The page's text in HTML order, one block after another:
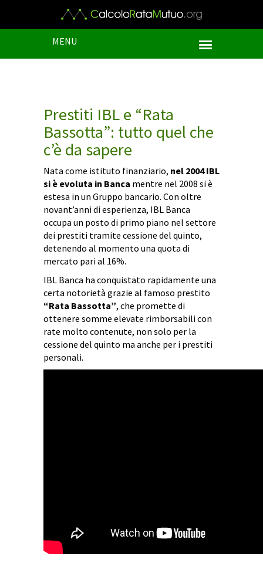
MENU
Prestiti IBL e “Rata
Bassotta”: tutto quel che
c’è da sapere
Nata come istituto finanziario, nel 2004 IBL
si è evoluta in Banca mentre nel 2008 si è
estesa in un Gruppo bancario. Con oltre
novant’anni di esperienza, IBL Banca
occupa un posto di primo piano nel settore
dei prestiti tramite cessione del quinto,
detenendo al momento una quota di
mercato pari al 16%.
IBL Banca ha conquistato rapidamente una
certa notorietà grazie al famoso prestito
“Rata Bassotta”, che promette di
ottenere somme elevate rimborsabili con
rate molto contenute, non solo per la
cessione del quinto ma anche per i prestiti
personali.